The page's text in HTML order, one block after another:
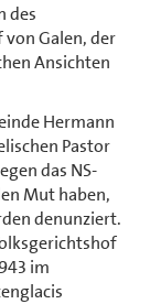
des
Galen, der
Ansichten
Hermann
Pastor
das NS-
Mut haben,
denunziert.
im